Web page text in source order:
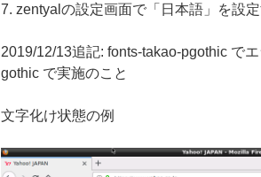
7. zentyalの設定画面で「日本語」を設定
2019/12/13追記: fonts-takao-pgothic で
gothic で実施のこと
文字化け状態の例